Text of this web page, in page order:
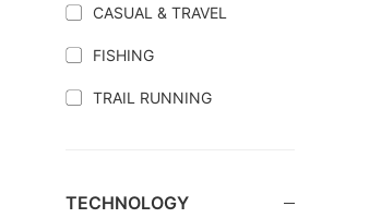
CASUAL & TRAVEL
FISHING
TRAIL RUNNING
TECHNOLOGY